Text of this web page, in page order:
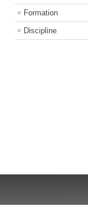
Formation
Discipline